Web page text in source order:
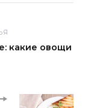
какие овощи